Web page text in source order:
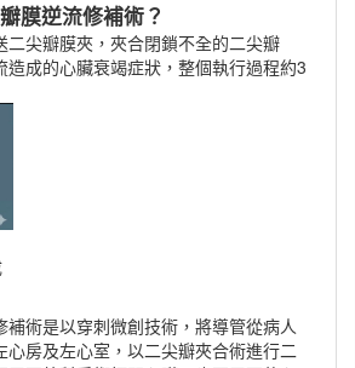
膜逆流修補術？
二尖瓣膜夾，夾合閉鎖不全的二尖瓣
造成的心臟衰竭症狀，整個執行過程約3
補術是以穿刺微創技術，將導管從病人
心房及左心室，以二尖瓣夾合術進行二